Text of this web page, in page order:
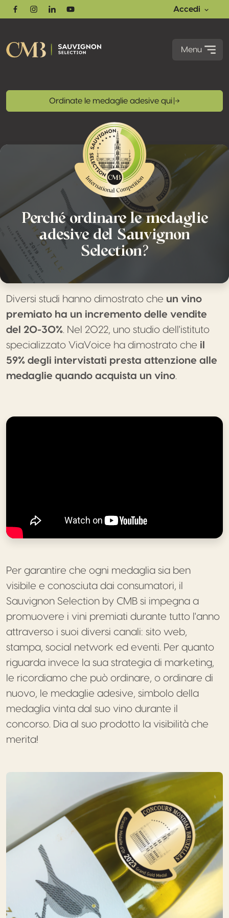
FacebookInstagram
LinkedinYoutube
Accedi
Menu
Ordinate le medaglie adesive qui
Perché ordinare le medaglie
adesive del Sauvignon
Selection?
Diversi studi hanno dimostrato che un vino
premiato ha un incremento delle vendite
del 20-30%. Nel 2022, uno studio dell'istituto
specializzato ViaVoice ha dimostrato che il
59% degli intervistati presta attenzione alle
medaglie quando acquista un vino.
Per garantire che ogni medaglia sia ben
visibile e conosciuta dai consumatori, il
Sauvignon Selection by CMB si impegna a
promuovere i vini premiati durante tutto l'anno
attraverso i suoi diversi canali: sito web,
stampa, social network ed eventi. Per quanto
riguarda invece la sua strategia di marketing,
le ricordiamo che può ordinare, o ordinare di
nuovo, le medaglie adesive, simbolo della
medaglia vinta dal suo vino durante il
concorso. Dia al suo prodotto la visibilità che
merita!